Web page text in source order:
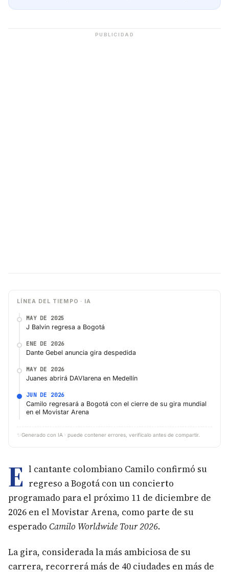
PUBLICIDAD
LÍNEA DEL TIEMPO · IA
MAY DE 2025
J Balvin regresa a Bogotá
ENE DE 2026
Dante Gebel anuncia gira despedida
MAY DE 2026
Juanes abrirá DAVIarena en Medellín
JUN DE 2026
Camilo regresará a Bogotá con el cierre de su gira mundial
en el Movistar Arena
✨ Generado con IA · puede contener errores, verifícalo antes de compartir.
E l cantante colombiano Camilo confirmó su
regreso a Bogotá con un concierto
programado para el próximo 11 de diciembre de
2026 en el Movistar Arena, como parte de su
esperado Camilo Worldwide Tour 2026.
La gira, considerada la más ambiciosa de su
carrera, recorrerá más de 40 ciudades en más de